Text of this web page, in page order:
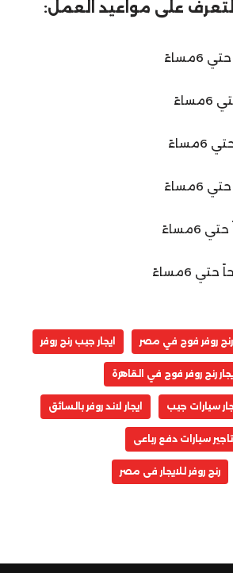
على مواعيد العمل:
رنج روفر فوج في مصر ايجار جيب رنج روفر
رنج روفر فوج في القاهرة
سيارات جيب ايجار لاند روفر بالسائق
تاجير سيارات دفع رباعى
رنج روفر للايجار فى مصر